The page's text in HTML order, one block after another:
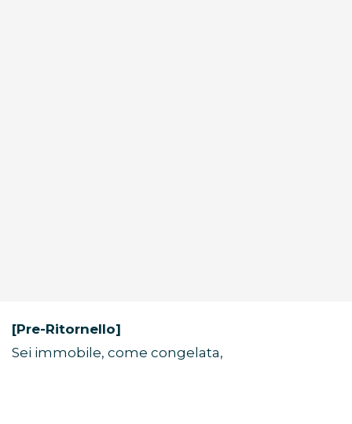
[Pre-Ritornello]
Sei immobile, come congelata,